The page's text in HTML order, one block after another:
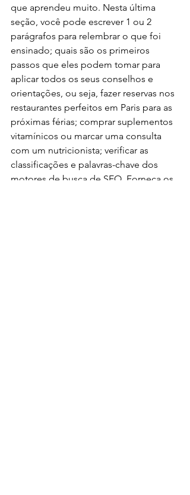
que aprendeu muito. Nesta última
seção, você pode escrever 1 ou 2
parágrafos para relembrar o que foi
ensinado; quais são os primeiros
passos que eles podem tomar para
aplicar todos os seus conselhos e
orientações, ou seja, fazer reservas nos
restaurantes perfeitos em Paris para as
próximas férias; comprar suplementos
vitamínicos ou marcar uma consulta
com um nutricionista; verificar as
classificações e palavras-chave dos
motores de busca de SEO. Forneça os